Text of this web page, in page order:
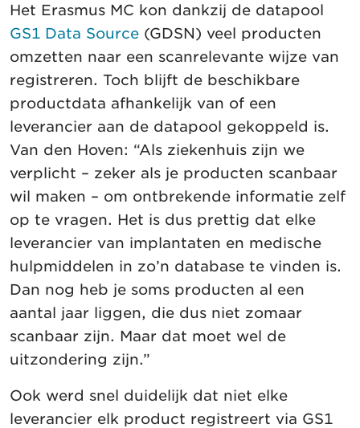
Het Erasmus MC kon dankzij de datapool
GS1 Data Source (GDSN) veel producten
omzetten naar een scanrelevante wijze van
registreren. Toch blijft de beschikbare
productdata afhankelijk van of een
leverancier aan de datapool gekoppeld is.
Van den Hoven: “Als ziekenhuis zijn we
verplicht – zeker als je producten scanbaar
wil maken – om ontbrekende informatie zelf
op te vragen. Het is dus prettig dat elke
leverancier van implantaten en medische
hulpmiddelen in zo’n database te vinden is.
Dan nog heb je soms producten al een
aantal jaar liggen, die dus niet zomaar
scanbaar zijn. Maar dat moet wel de
uitzondering zijn.”
Ook werd snel duidelijk dat niet elke
leverancier elk product registreert via GS1